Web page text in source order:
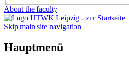
About the faculty
Skip main site navigation
Hauptmenü